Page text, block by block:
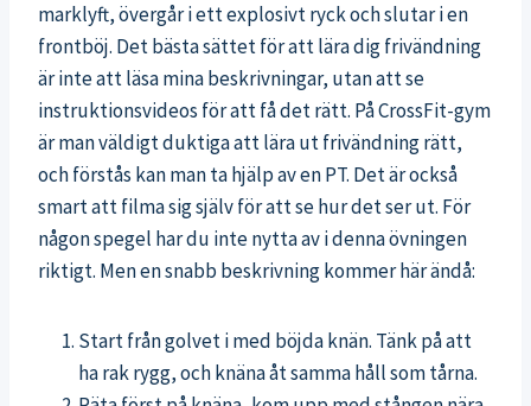
marklyft, övergår i ett explosivt ryck och slutar i en
frontböj. Det bästa sättet för att lära dig frivändning
är inte att läsa mina beskrivningar, utan att se
instruktionsvideos för att få det rätt. På CrossFit-gym
är man väldigt duktiga att lära ut frivändning rätt,
och förstås kan man ta hjälp av en PT. Det är också
smart att filma sig själv för att se hur det ser ut. För
någon spegel har du inte nytta av i denna övningen
riktigt. Men en snabb beskrivning kommer här ändå:
Start från golvet i med böjda knän. Tänk på att
ha rak rygg, och knäna åt samma håll som tårna.